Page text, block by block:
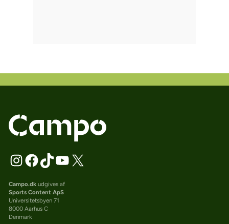
Campo.dkudgives af
Sports Content ApS
Universitetsbyen 71
8000 Aarhus C
Denmark